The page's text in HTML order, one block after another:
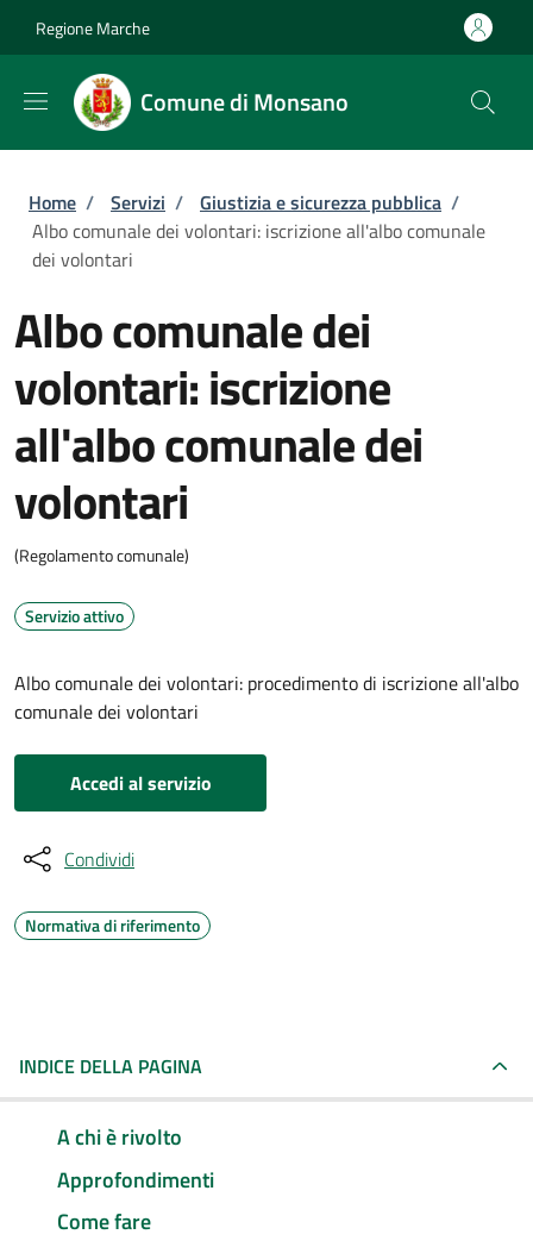
Regione Marche
Comune di Monsano
Briciole di pane
Home / Servizi / Giustizia e sicurezza pubblica /
Albo comunale dei volontari: iscrizione all'albo comunale
dei volontari
Albo comunale dei
volontari: iscrizione
all'albo comunale dei
volontari
(Regolamento comunale)
Servizio attivo
Albo comunale dei volontari: procedimento di iscrizione all'albo
comunale dei volontari
Accedi al servizio
Condividi
Normativa di riferimento
INDICE DELLA PAGINA
A chi è rivolto
Approfondimenti
Come fare